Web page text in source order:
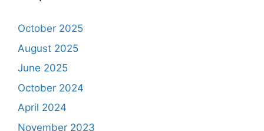
October 2025
August 2025
June 2025
October 2024
April 2024
November 2023